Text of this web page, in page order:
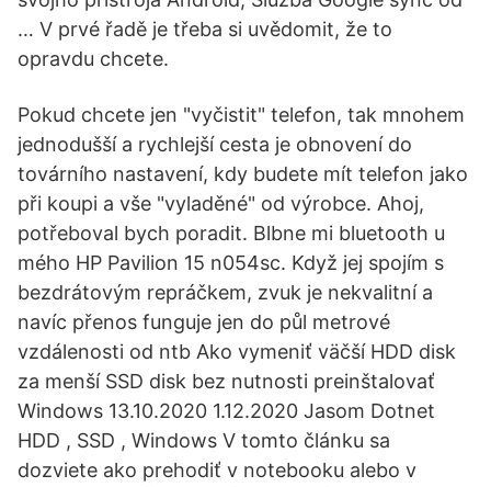
… V prvé řadě je třeba si uvědomit, že to
opravdu chcete.
Pokud chcete jen "vyčistit" telefon, tak mnohem
jednodušší a rychlejší cesta je obnovení do
továrního nastavení, kdy budete mít telefon jako
při koupi a vše "vyladěné" od výrobce. Ahoj,
potřeboval bych poradit. Blbne mi bluetooth u
mého HP Pavilion 15 n054sc. Když jej spojím s
bezdrátovým repráčkem, zvuk je nekvalitní a
navíc přenos funguje jen do půl metrové
vzdálenosti od ntb Ako vymeniť väčší HDD disk
za menší SSD disk bez nutnosti preinštalovať
Windows 13.10.2020 1.12.2020 Jasom Dotnet
HDD , SSD , Windows V tomto článku sa
dozviete ako prehodiť v notebooku alebo v